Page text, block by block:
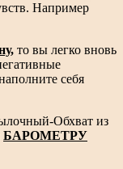
Например
, то вы легко вновь
себя
Обхват из
БАРОМЕТРУ